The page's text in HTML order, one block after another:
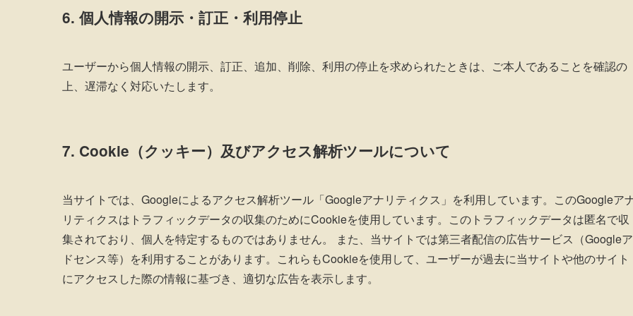
6. 個人情報の開示 ・訂正・利用停止
ユーザーから個人情報の開示、訂正、追加、削除、利用の停止を求められたときは、ご本人であることを確認の
上、遅滞なく対応いたします。
7. Cookie（クッキー）及びアクセス解析ツールについて
当サイトでは、Googleによるアクセス解析ツール「Googleアナリティクス」を利用しています。このGoogleア
リティクスはトラフィックデータの収集のためにCookieを使用しています。このトラフィックデータは匿名で収
集されており、個人を特定するものではありません。 また、当サイトでは第三者配信の広告サービス（Googleア
ドセンス等）を利用することがあります。これらもCookieを使用して、ユーザーが過去に当サイトや他のサイト
にアクセスした際の情報に基づき、適切な広告を表示します。